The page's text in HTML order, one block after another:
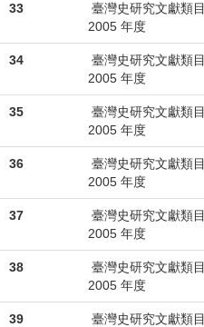
33
臺灣史研究文獻類目
2005 年度
34
臺灣史研究文獻類目
2005 年度
35
臺灣史研究文獻類目
2005 年度
36
臺灣史研究文獻類目
2005 年度
37
臺灣史研究文獻類目
2005 年度
38
臺灣史研究文獻類目
2005 年度
39
臺灣史研究文獻類目